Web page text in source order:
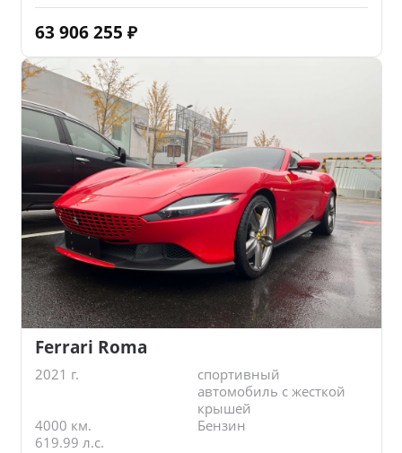
63 906 255 ₽
Ferrari Roma
2021 г.
спортивный
автомобиль с жесткой
крышей
4000 км.
Бензин
619.99 л.с.